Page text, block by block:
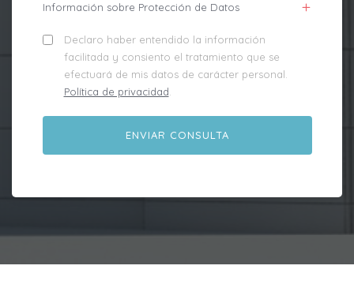
Información sobre Protección de Datos
Declaro haber entendido la información
facilitada y consiento el tratamiento que se
efectuará de mis datos de carácter personal.
Política de privacidad.